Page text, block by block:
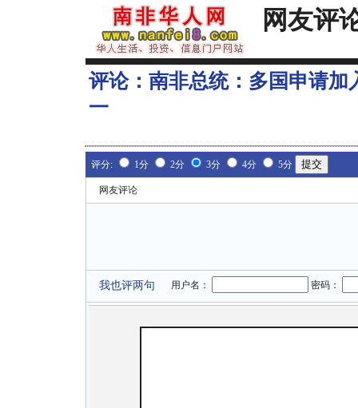
网友评
评论： 南非总统：多国申请加
一
评分: 1分 2分 3分 4分 5分
网友评论
我也评两句 用户名： 密码：